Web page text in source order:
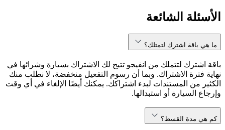
الأسئلة الشائعة
ما هي باقة اشترك لتمتلك؟
باقة اشترك لتتملك من انفيجو تتيح لك الاشتراك بسيارة وشرائها في
نهاية فترة الاشتراك. وبما أن رسوم التفعيل منخفضة، لا نطلب منك
الكثير من المستندات لبدء اشتراكك. يمكنك أيضًا الإلغاء في أي وقت
وإرجاع السيارة أو استبدالها.
كم هي مدة القسط؟